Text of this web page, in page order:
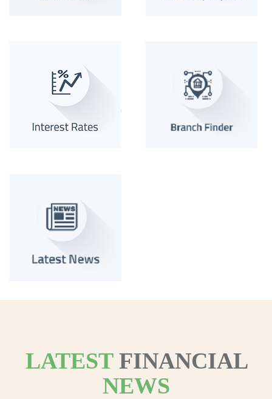
LATESTFINANCIAL
NEWS